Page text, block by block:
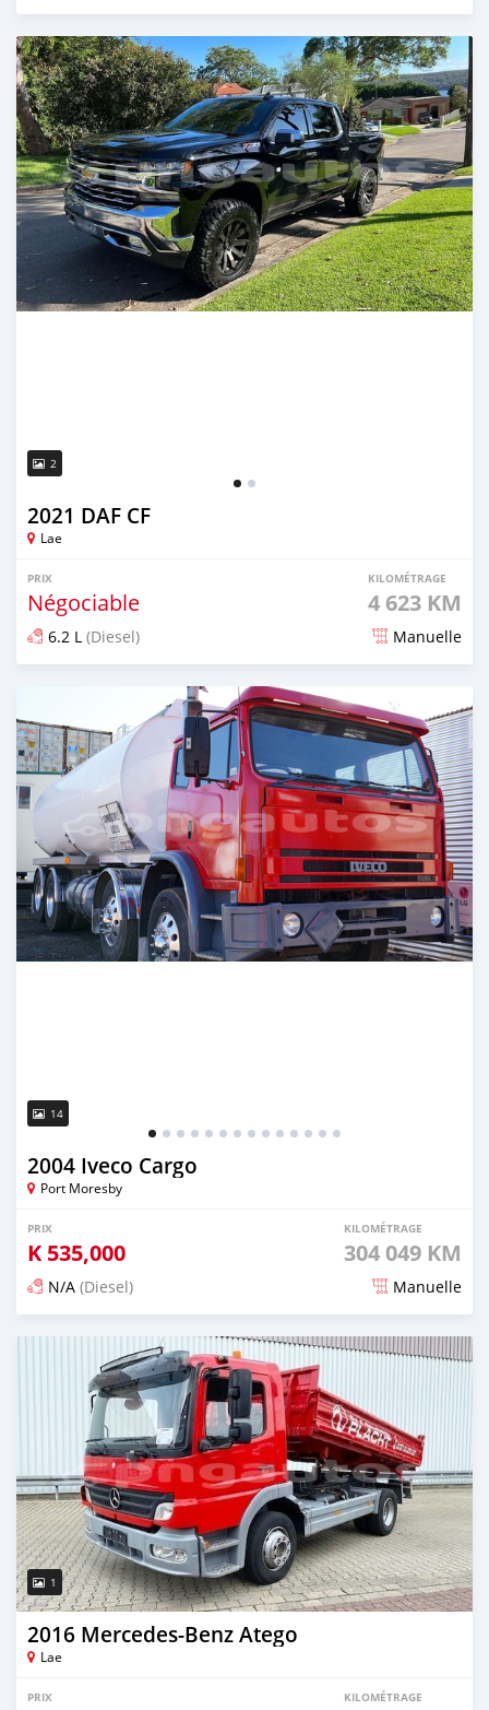
Publié il y a presque 4 ans
2
2021 DAF CF
Lae
PRIX
Négociable
KILOMÉTRAGE
4 623 KM
6.2 L (Diesel) Manuelle
Publié il y a plus de 4 ans
14
2004 Iveco Cargo
Port Moresby
PRIX
K 535,000
KILOMÉTRAGE
304 049 KM
N/A (Diesel) Manuelle
Publié il y a plus de 4 ans
1
2016 Mercedes‒Benz Atego
Lae
PRIX KILOMÉTRAGE